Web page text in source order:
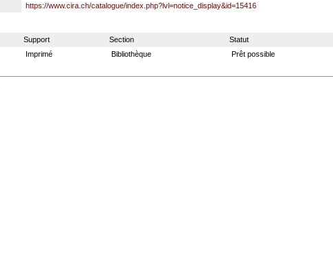
https://www.cira.ch/catalogue/index.php?lvl=notice_display&id=15416
Support Section
Statut
Imprimé Bibliothèque Prêt possible